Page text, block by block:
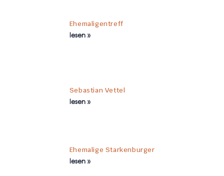
Ehemaligentreff
lesen »
Sebastian Vettel
lesen »
Ehemalige Starkenburger
lesen »